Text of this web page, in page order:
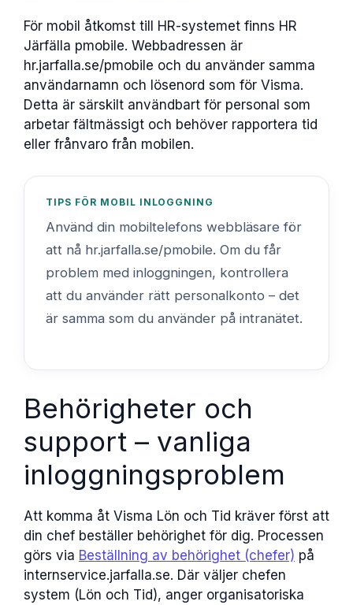
För mobil åtkomst till HR-systemet finns HR
Järfälla pmobile. Webbadressen är
hr.jarfalla.se/pmobile och du använder samma
användarnamn och lösenord som för Visma.
Detta är särskilt användbart för personal som
arbetar fältmässigt och behöver rapportera tid
eller frånvaro från mobilen.
TIPS FÖR MOBIL INLOGGNING
Använd din mobiltelefons webbläsare för
att nå hr.jarfalla.se/pmobile. Om du får
problem med inloggningen, kontrollera
att du använder rätt personalkonto – det
är samma som du använder på intranätet.
Behörigheter och
support – vanliga
inloggningsproblem
Att komma åt Visma Lön och Tid kräver först att
din chef beställer behörighet för dig. Processen
görs via Beställning av behörighet (chefer) på
internservice.jarfalla.se. Där väljer chefen
system (Lön och Tid), anger organisatoriska